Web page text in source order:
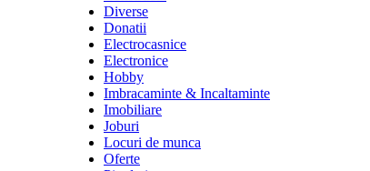
Diverse
Donatii
Electrocasnice
Electronice
Hobby
Imbracaminte & Incaltaminte
Imobiliare
Joburi
Locuri de munca
Oferte